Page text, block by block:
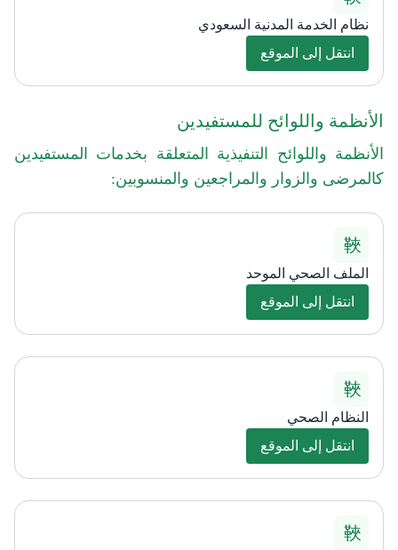
نظام الخدمة المدنية السعودي
انتقل إلى الموقع
الأنظمة واللوائح للمستفيدين
الأنظمة واللوائح التنفيذية المتعلقة بخدمات المستفيدين
كالمرضى والزوار والمراجعين والمنسوبين:​​
الملف الصحي الموحد
انتقل إلى الموقع
النظام الصحي
انتقل إلى الموقع